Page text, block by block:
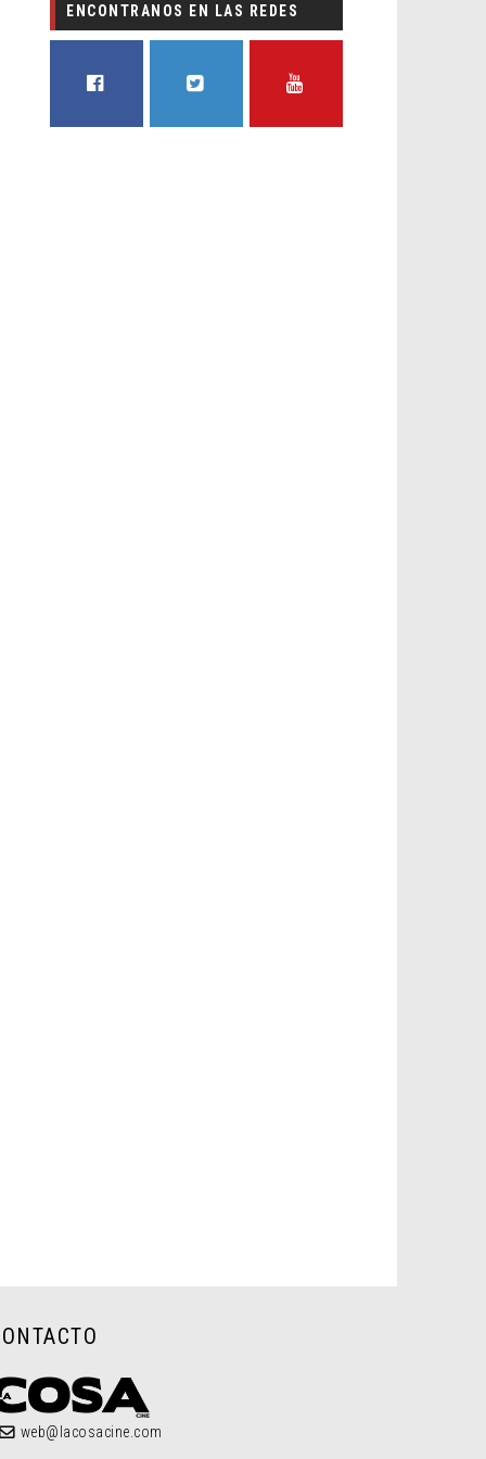
ENCONTRANOS EN LAS REDES
web@lacosacine.com